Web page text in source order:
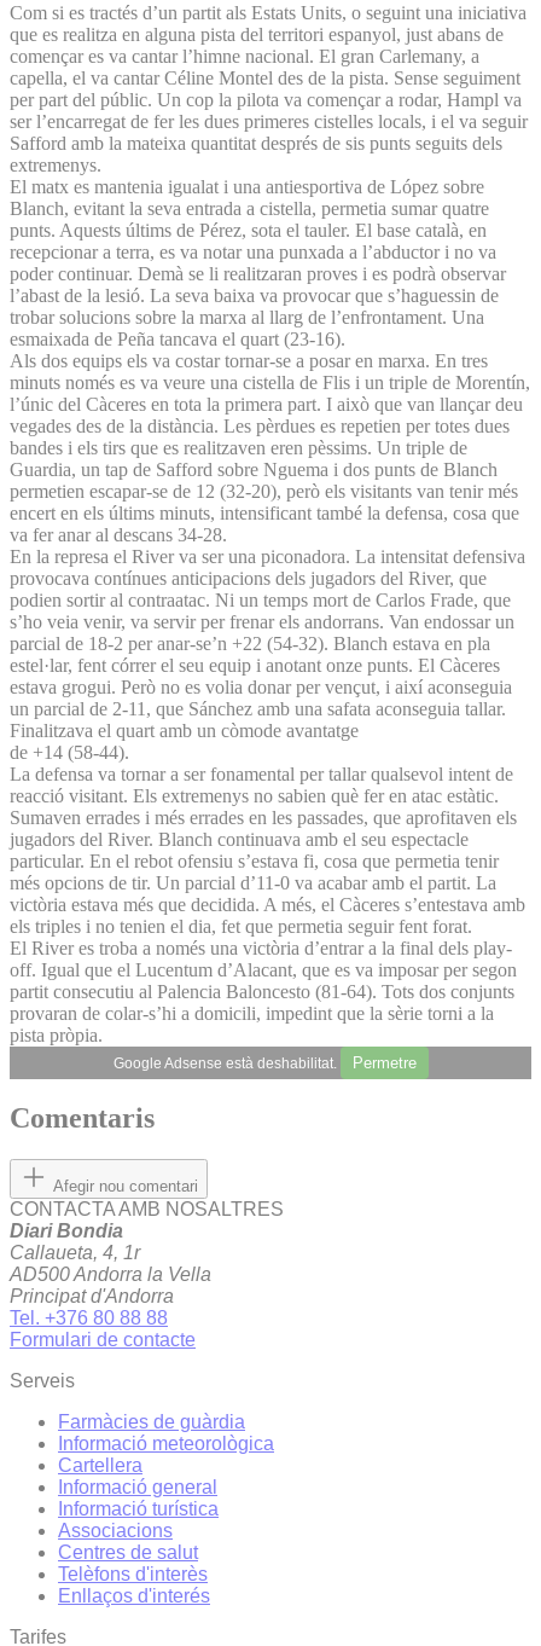
Com si es tractés d’un partit als Estats Units, o seguint una iniciativa
que es realitza en alguna pista del territori espanyol, just abans de
començar es va cantar l’himne nacional. El gran Carlemany, a
capella, el va cantar Céline Montel des de la pista. Sense seguiment
per part del públic. Un cop la pilota va començar a rodar, Hampl va
ser l’encarregat de fer les dues primeres cistelles locals, i el va seguir
Safford amb la mateixa quantitat després de sis punts seguits dels
extremenys.
El matx es mantenia igualat i una antiesportiva de López sobre
Blanch, evitant la seva entrada a cistella, permetia sumar quatre
punts. Aquests últims de Pérez, sota el tauler. El base català, en
recepcionar a terra, es va notar una punxada a l’abductor i no va
poder continuar. Demà se li realitzaran proves i es podrà observar
l’abast de la lesió. La seva baixa va provocar que s’haguessin de
trobar solucions sobre la marxa al llarg de l’enfrontament. Una
esmaixada de Peña tancava el quart (23-16).
Als dos equips els va costar tornar-se a posar en marxa. En tres
minuts només es va veure una cistella de Flis i un triple de Morentín,
l’únic del Càceres en tota la primera part. I això que van llançar deu
vegades des de la distància. Les pèrdues es repetien per totes dues
bandes i els tirs que es realitzaven eren pèssims. Un triple de
Guardia, un tap de Safford sobre Nguema i dos punts de Blanch
permetien escapar-se de 12 (32-20), però els visitants van tenir més
encert en els últims minuts, intensificant també la defensa, cosa que
va fer anar al descans 34-28.
En la represa el River va ser una piconadora. La intensitat defensiva
provocava contínues anticipacions dels jugadors del River, que
podien sortir al contraatac. Ni un temps mort de Carlos Frade, que
s’ho veia venir, va servir per frenar els andorrans. Van endossar un
parcial de 18-2 per anar-se’n +22 (54-32). Blanch estava en pla
estel·lar, fent córrer el seu equip i anotant onze punts. El Càceres
estava grogui. Però no es volia donar per vençut, i així aconseguia
un parcial de 2-11, que Sánchez amb una safata aconseguia tallar.
Finalitzava el quart amb un còmode avantatge
de +14 (58-44).
La defensa va tornar a ser fonamental per tallar qualsevol intent de
reacció visitant. Els extremenys no sabien què fer en atac estàtic.
Sumaven errades i més errades en les passades, que aprofitaven els
jugadors del River. Blanch continuava amb el seu espectacle
particular. En el rebot ofensiu s’estava fi, cosa que permetia tenir
més opcions de tir. Un parcial d’11-0 va acabar amb el partit. La
victòria estava més que decidida. A més, el Càceres s’entestava amb
els triples i no tenien el dia, fet que permetia seguir fent forat.
El River es troba a només una victòria d’entrar a la final dels play-
off. Igual que el Lucentum d’Alacant, que es va imposar per segon
partit consecutiu al Palencia Baloncesto (81-64). Tots dos conjunts
provaran de colar-s’hi a domicili, impedint que la sèrie torni a la
pista pròpia.
Google Adsense està deshabilitat. Permetre
Comentaris
Afegir nou comentari
CONTACTA AMB NOSALTRES
Diari Bondia
Callaueta, 4, 1r
AD500 Andorra la Vella
Principat d'Andorra
Tel. +376 80 88 88
Formulari de contacte
Serveis
Farmàcies de guàrdia
Informació meteorològica
Cartellera
Informació general
Informació turística
Associacions
Centres de salut
Telèfons d'interès
Enllaços d'interés
Tarifes